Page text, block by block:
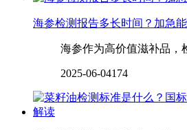
海参检测报告多长时间？加急
海参作为高价值滋补品，
2025-06-04174